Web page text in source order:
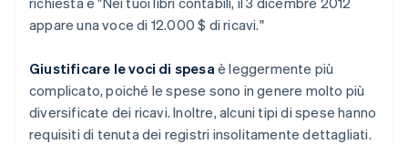
appare una voce di 12.000 $ di ricavi."
Giustificare le voci di spesa è leggermente più
complicato, poiché le spese sono in genere molto più
diversificate dei ricavi. Inoltre, alcuni tipi di spese hanno
requisiti di tenuta dei registri insolitamente dettagliati.